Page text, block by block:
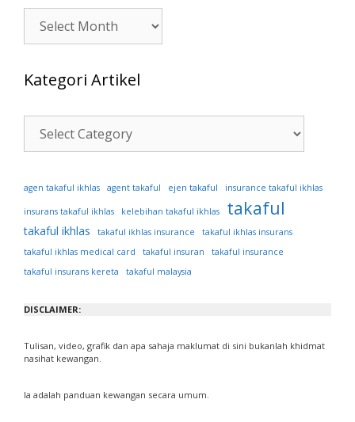
Artikel
Kategori Artikel
Kategori
Artikel
agen takaful ikhlas agent takaful ejen takaful insurance takaful ikhlas
insurans takaful ikhlas kelebihan takaful ikhlas takaful
takaful ikhlas takaful ikhlas insurance
takaful ikhlas insurans
takaful ikhlas medical card
takaful insuran
takaful insurance
takaful insurans kereta
takaful malaysia
DISCLAIMER:
Tulisan, video, grafik dan apa sahaja maklumat di sini bukanlah khidmat
nasihat kewangan.
Ia adalah panduan kewangan secara umum.